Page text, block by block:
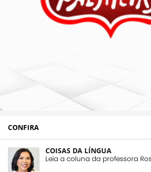
CONFIRA
COISAS DA LÍNGUA
Leia a coluna da professora